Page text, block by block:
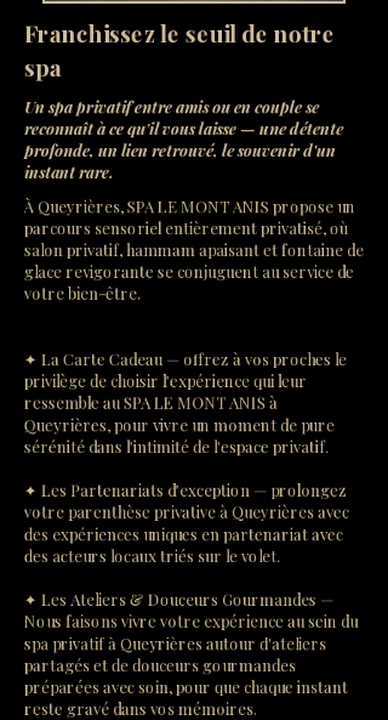
Franchissez le seuil de notre
spa
Un spa privatif entre amis ou en couple se
reconnaît à ce qu'il vous laisse — une détente
profonde, un lien retrouvé, le souvenir d'un
instant rare.
À Queyrières, SPA LE MONT ANIS propose un
parcours sensoriel entièrement privatisé, où
salon privatif, hammam apaisant et fontaine de
glace revigorante se conjuguent au service de
votre bien-être.
✦ La Carte Cadeau — offrez à vos proches le
privilège de choisir l'expérience qui leur
ressemble au SPA LE MONT ANIS à
Queyrières, pour vivre un moment de pure
sérénité dans l'intimité de l'espace privatif.
✦ Les Partenariats d'exception — prolongez
votre parenthèse privative à Queyrières avec
des expériences uniques en partenariat avec
des acteurs locaux triés sur le volet.
✦ Les Ateliers & Douceurs Gourmandes —
Nous faisons vivre votre expérience au sein du
spa privatif à Queyrières autour d'ateliers
partagés et de douceurs gourmandes
préparées avec soin, pour que chaque instant
reste gravé dans vos mémoires.